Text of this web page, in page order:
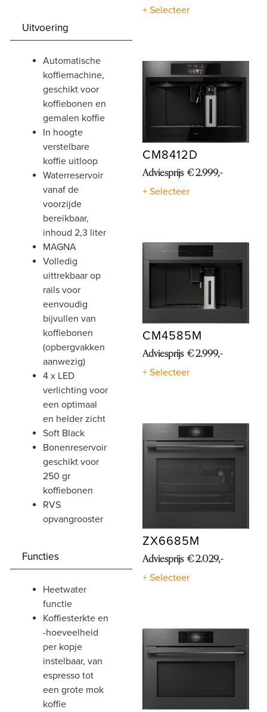
Shop
Uitvoering
automatische
koffiemachine,
geschikt voor
koffiebonen en
gemalen koffie
in hoogte
verstelbare
koffie uitloop
waterreservoir
vanaf de
voorzijde
bereikbaar,
inhoud 2,3 liter
MAGNA
volledig
uittrekbaar op
rails voor
eenvoudig
bijvullen van
koffiebonen
(opbergvakken
aanwezig)
4 x LED
verlichting voor
een optimaal
en helder zicht
Soft Black
bonenreservoir
geschikt voor
250 gr
koffiebonen
RVS
opvangrooster
Functies
heetwater
functie
koffiesterkte en
-hoeveelheid
per kopje
instelbaar, van
espresso tot
een grote mok
koffie
+ Selecteer
CM8412D
Adviesprijs € 2.999,-
+ Selecteer
CM4585M
Adviesprijs € 2.999,-
+ Selecteer
ZX6685M
Adviesprijs € 2.029,-
+ Selecteer